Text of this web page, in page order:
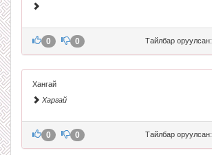
Тайлбар оруулсан:
0 0
Хангай
Харгай
Тайлбар оруулсан:
0 0